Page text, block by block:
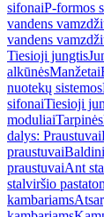
sifonaiP-formos
vandens
vandens
Tiesioji jungtis
alkūnėsManžetai
nuotekų sistemos
sifonaiTiesioji
moduliaiTarpinės
dalys: Praustuvai
praustuvai
praustuvaiAnt
stalviršio
kambariams